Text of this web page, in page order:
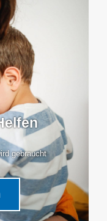
gebraucht